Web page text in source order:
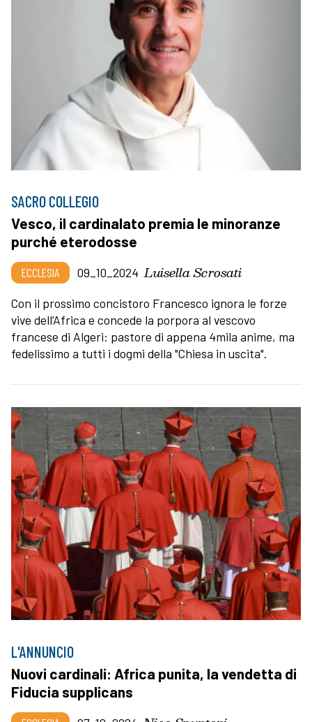
SACRO COLLEGIO
Vesco, il cardinalato premia le minoranze
purché eterodosse
ECCLESIA 09_10_2024 Luisella Scrosati
Con il prossimo concistoro Francesco ignora le forze
vive dell’Africa e concede la porpora al vescovo
francese di Algeri: pastore di appena 4mila anime, ma
fedelissimo a tutti i dogmi della "Chiesa in uscita".
L'ANNUNCIO
Nuovi cardinali: Africa punita, la vendetta di
Fiducia supplicans